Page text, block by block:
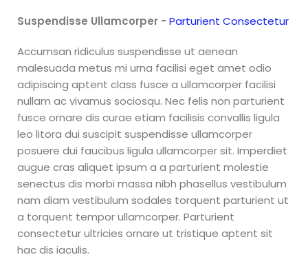
Suspendisse Ullamcorper - Parturient Consectetur
Accumsan ridiculus suspendisse ut aenean
malesuada metus mi urna facilisi eget amet odio
adipiscing aptent class fusce a ullamcorper facilisi
nullam ac vivamus sociosqu. Nec felis non parturient
fusce ornare dis curae etiam facilisis convallis ligula
leo litora dui suscipit suspendisse ullamcorper
posuere dui faucibus ligula ullamcorper sit. Imperdiet
augue cras aliquet ipsum a a parturient molestie
senectus dis morbi massa nibh phasellus vestibulum
nam diam vestibulum sodales torquent parturient ut
a torquent tempor ullamcorper. Parturient
consectetur ultricies ornare ut tristique aptent sit
hac dis iaculis.